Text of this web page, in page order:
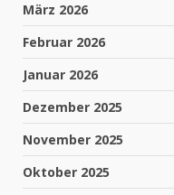
März 2026
Februar 2026
Januar 2026
Dezember 2025
November 2025
Oktober 2025